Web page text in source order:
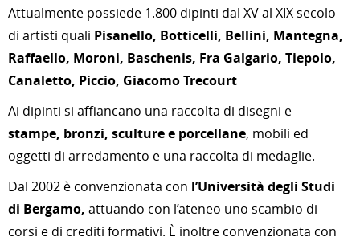
Attualmente possiede 1.800 dipinti dal XV al XIX secolo
di artisti quali Pisanello, Botticelli, Bellini, Mantegna,
Raffaello, Moroni, Baschenis, Fra Galgario, Tiepolo,
Canaletto, Piccio, Giacomo Trecourt
Ai dipinti si affiancano una raccolta di disegni e
stampe, bronzi, sculture e porcellane, mobili ed
oggetti di arredamento e una raccolta di medaglie.
Dal 2002 è convenzionata con l’Università degli Studi
di Bergamo, attuando con l’ateneo uno scambio di
corsi e di crediti formativi. È inoltre convenzionata con